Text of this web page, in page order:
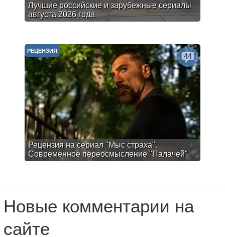
Лучшие российские и зарубежные сериалы
августа 2026 года
Рецензия на сериал "Мыс страха".
Современное переосмысление "Палачей"
РЕЦЕНЗИЯ
44
Новые комментарии на
сайте